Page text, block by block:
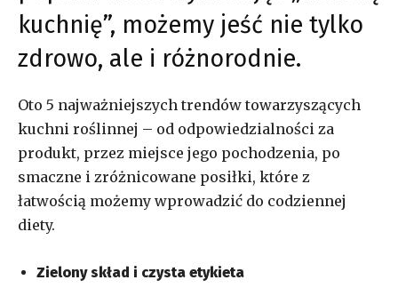
kuchnię”, możemy jeść nie tylko
zdrowo, ale i różnorodnie.
Oto 5 najważniejszych trendów towarzyszących
kuchni roślinnej – od odpowiedzialności za
produkt, przez miejsce jego pochodzenia, po
smaczne i zróżnicowane posiłki, które z
łatwością możemy wprowadzić do codziennej
diety.
Zielony skład i czysta etykieta